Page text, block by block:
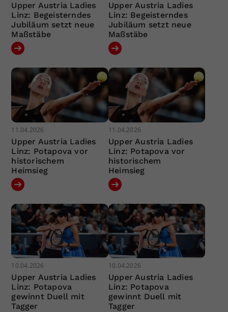
Upper Austria Ladies
Linz: Begeisterndes
Jubiläum setzt neue
Maßstäbe
Upper Austria Ladies
Linz: Begeisterndes
Jubiläum setzt neue
Maßstäbe
11.04.2026
Upper Austria Ladies
Linz: Potapova vor
historischem
Heimsieg
11.04.2026
Upper Austria Ladies
Linz: Potapova vor
historischem
Heimsieg
10.04.2026
Upper Austria Ladies
Linz: Potapova
gewinnt Duell mit
Tagger
10.04.2026
Upper Austria Ladies
Linz: Potapova
gewinnt Duell mit
Tagger